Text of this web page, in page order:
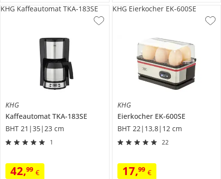
KHG
Kaffeautomat TKA-183SE
BHT 21|35|23 cm
1
42,99 €
KHG Kaffeautomat TKA-183SE
KHG
Eierkocher EK-600SE
BHT 22|13,8|12 cm
22
17,99 €
KHG Eierkocher EK-600SE